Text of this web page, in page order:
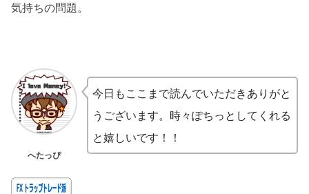
気持ちの問題。
へたっぴ
今日もここまで読んでいただきありがと
うございます。時々ぽちっとしてくれる
と嬉しいです！！